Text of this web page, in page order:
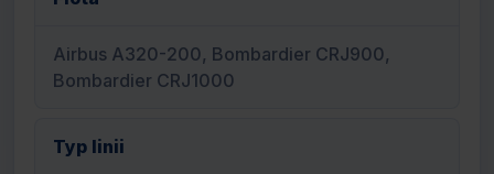
Airbus A320-200, Bombardier CRJ900,
Bombardier CRJ1000
Typ linii